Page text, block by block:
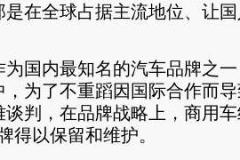
是在全球占据主流地位、让
内最知名的汽车品牌之一
，为了不重蹈因国际合作而
谈判，在品牌战略上，商用
得以保留和维护。